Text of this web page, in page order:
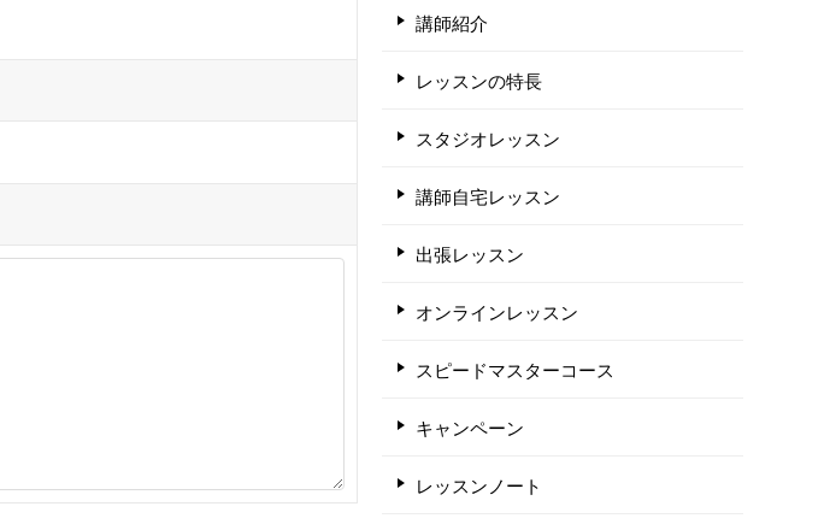
講師紹介
レッスンの特長
スタジオレッスン
講師自宅レッスン
出張レッスン
オンラインレッスン
スピードマスターコース
キャンペーン
レッスンノート